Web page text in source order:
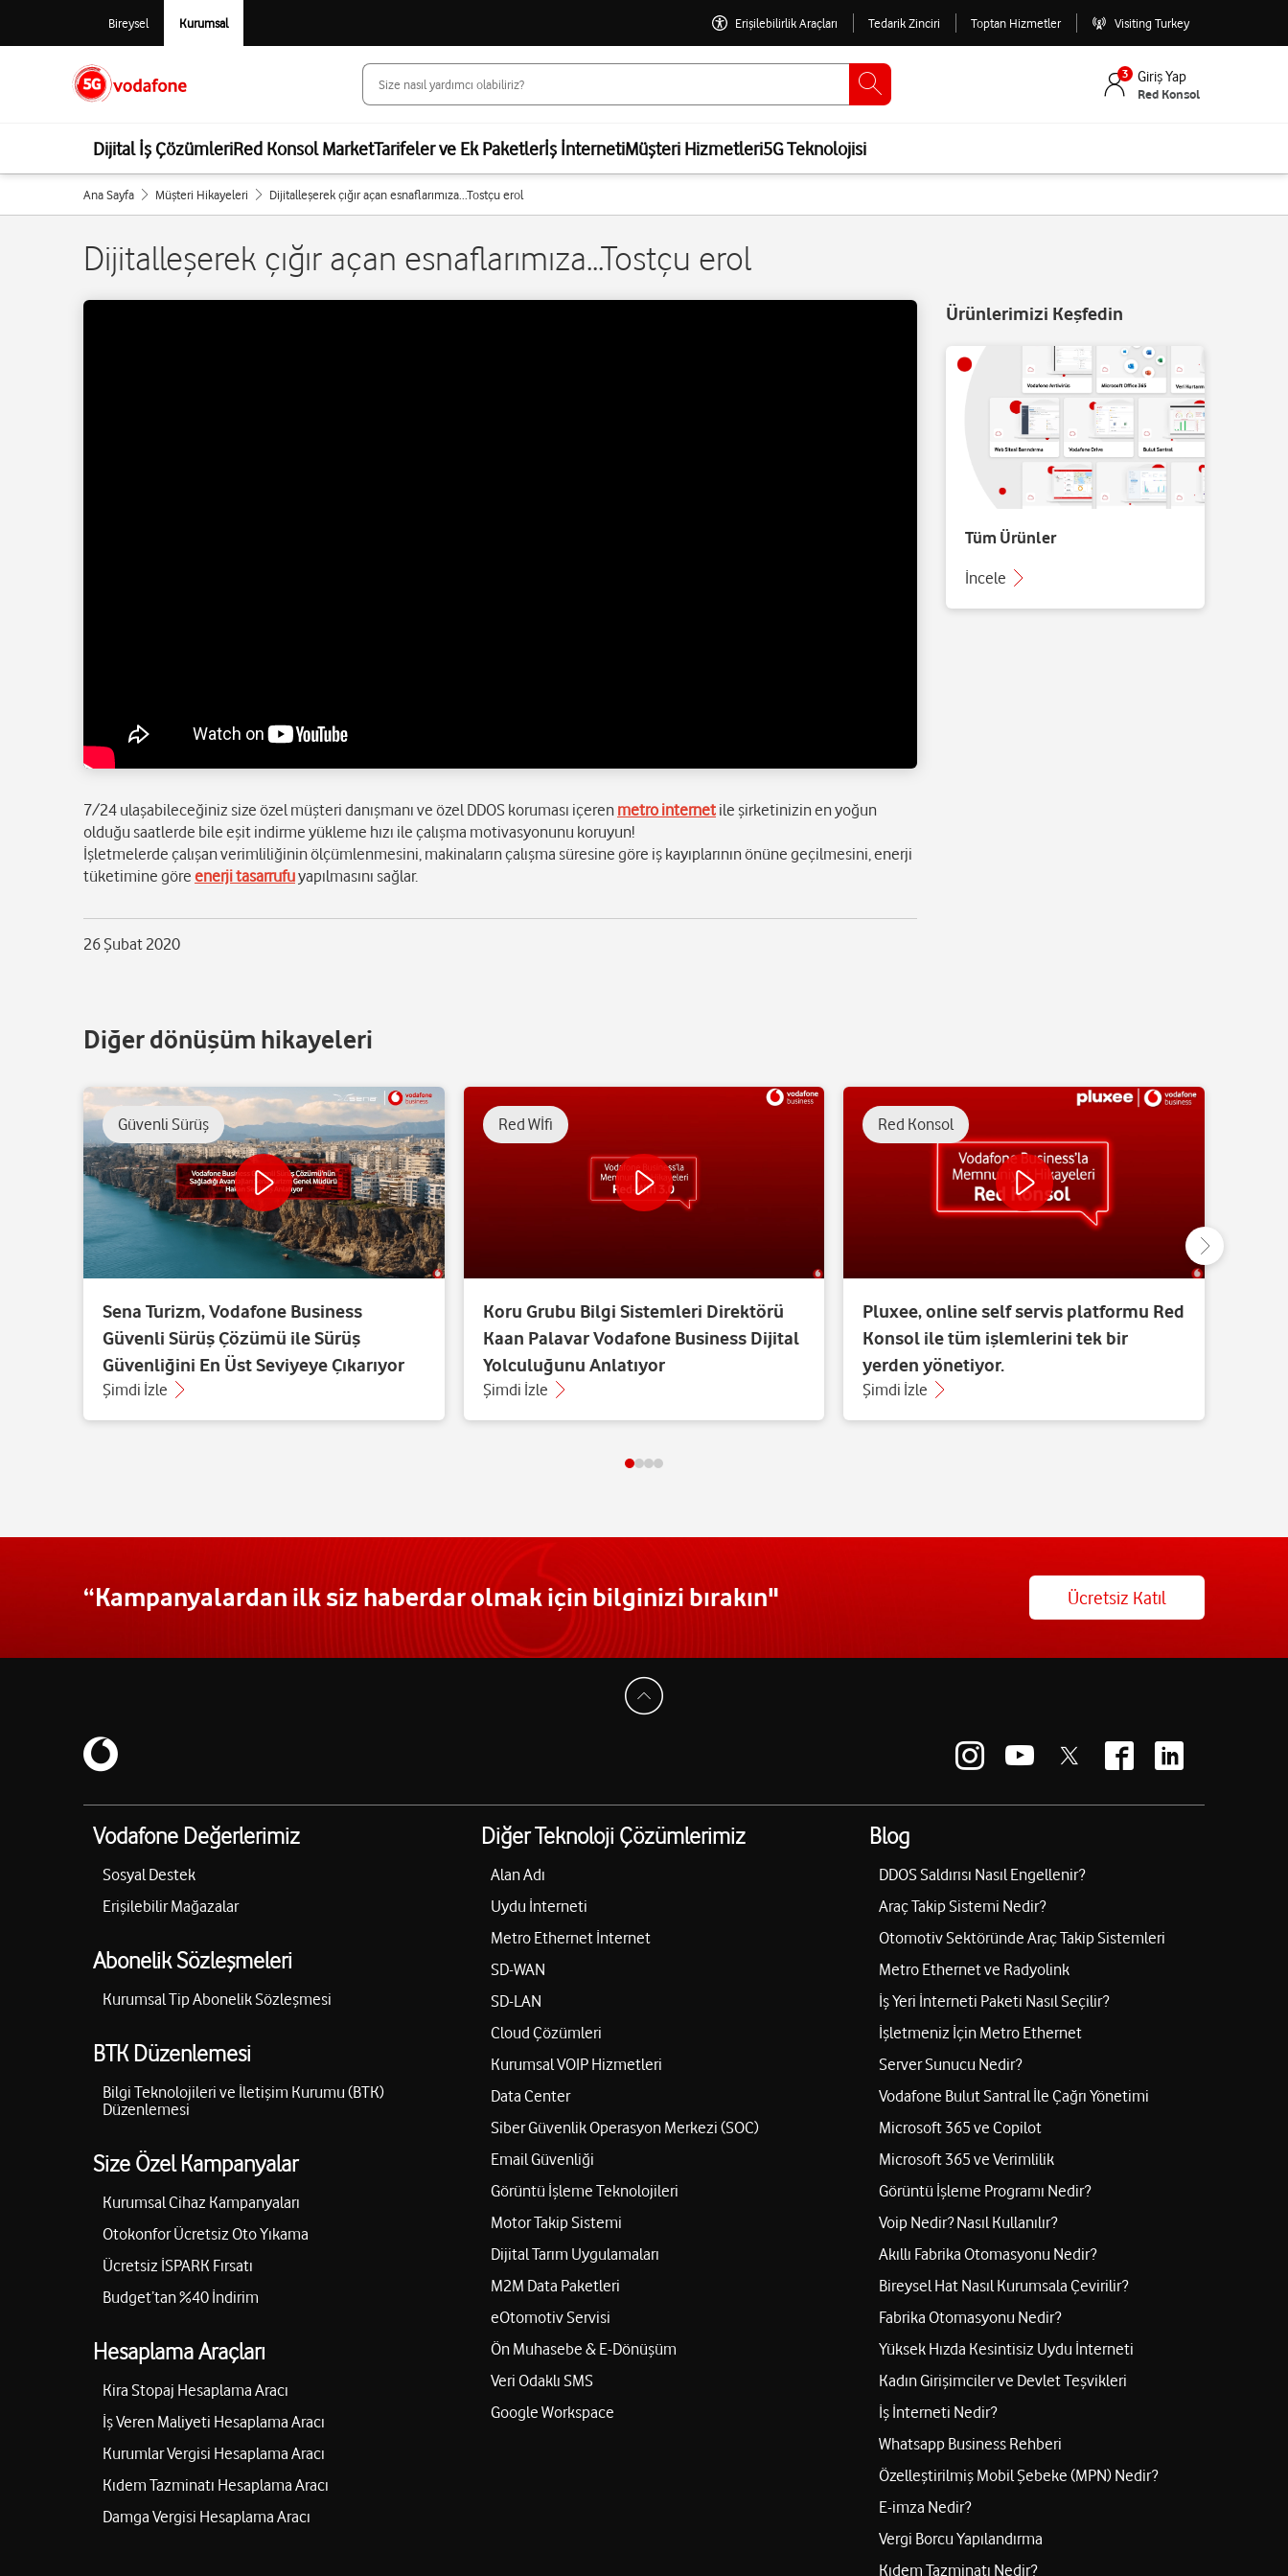
Bireysel Kurumsal Erişilebilirlik Araçları Tedarik Zinciri Toptan Hizmetler Visiting Turkey
3 Giriş Yap
Red Konsol
Dijital İş ÇözümleriRed Konsol MarketTarifeler ve Ek Paketlerİş İnternetiMüşteri Hizmetleri5G Teknolojisi
Ana Sayfa Müşteri Hikayeleri Dijitalleşerek çığır açan esnaflarımıza...Tostçu erol
Dijitalleşerek çığır açan esnaflarımıza...Tostçu erol
7/24 ulaşabileceğiniz size özel müşteri danışmanı ve özel DDOS koruması içeren metro internet ile şirketinizin en yoğun
olduğu saatlerde bile eşit indirme yükleme hızı ile çalışma motivasyonunu koruyun!
İşletmelerde çalışan verimliliğinin ölçümlenmesini, makinaların çalışma süresine göre iş kayıplarının önüne geçilmesini, enerji
tüketimine göre enerji tasarrufuyapılmasını sağlar.
26 Şubat 2020
Ürünlerimizi Keşfedin
Tüm Ürünler
İncele
Diğer dönüşüm hikayeleri
Güvenli Sürüş
Sena Turizm, Vodafone Business
Güvenli Sürüş Çözümü ile Sürüş
Güvenliğini En Üst Seviyeye Çıkarıyor
Şimdi İzle
Red Wİfi
Koru Grubu Bilgi Sistemleri Direktörü
Kaan Palavar Vodafone Business Dijital
Yolculuğunu Anlatıyor
Şimdi İzle
Red Konsol
Pluxee, online self servis platformu Red
Konsol ile tüm işlemlerini tek bir
yerden yönetiyor.
Şimdi İzle
“Kampanyalardan ilk siz haberdar olmak için bilginizi bırakın" Ücretsiz Katıl
Vodafone Değerlerimiz
Sosyal Destek
Erişilebilir Mağazalar
Abonelik Sözleşmeleri
Kurumsal Tip Abonelik Sözleşmesi
BTK Düzenlemesi
Bilgi Teknolojileri ve İletişim Kurumu (BTK)
Düzenlemesi
Size Özel Kampanyalar
Kurumsal Cihaz Kampanyaları
Otokonfor Ücretsiz Oto Yıkama
Ücretsiz İSPARK Fırsatı
Budget’tan %40 İndirim
Hesaplama Araçları
Kira Stopaj Hesaplama Aracı
İş Veren Maliyeti Hesaplama Aracı
Kurumlar Vergisi Hesaplama Aracı
Kıdem Tazminatı Hesaplama Aracı
Damga Vergisi Hesaplama Aracı
Diğer Teknoloji Çözümlerimiz
Alan Adı
Uydu İnterneti
Metro Ethernet İnternet
SD-WAN
SD-LAN
Cloud Çözümleri
Kurumsal VOIP Hizmetleri
Data Center
Siber Güvenlik Operasyon Merkezi (SOC)
Email Güvenliği
Görüntü İşleme Teknolojileri
Motor Takip Sistemi
Dijital Tarım Uygulamaları
M2M Data Paketleri
eOtomotiv Servisi
Ön Muhasebe & E-Dönüşüm
Veri Odaklı SMS
Google Workspace
Blog
DDOS Saldırısı Nasıl Engellenir?
Araç Takip Sistemi Nedir?
Otomotiv Sektöründe Araç Takip Sistemleri
Metro Ethernet ve Radyolink
İş Yeri İnterneti Paketi Nasıl Seçilir?
İşletmeniz İçin Metro Ethernet
Server Sunucu Nedir?
Vodafone Bulut Santral İle Çağrı Yönetimi
Microsoft 365 ve Copilot
Microsoft 365 ve Verimlilik
Görüntü İşleme Programı Nedir?
Voip Nedir? Nasıl Kullanılır?
Akıllı Fabrika Otomasyonu Nedir?
Bireysel Hat Nasıl Kurumsala Çevirilir?
Fabrika Otomasyonu Nedir?
Yüksek Hızda Kesintisiz Uydu İnterneti
Kadın Girişimciler ve Devlet Teşvikleri
İş İnterneti Nedir?
Whatsapp Business Rehberi
Özelleştirilmiş Mobil Şebeke (MPN) Nedir?
E-imza Nedir?
Vergi Borcu Yapılandırma
Kıdem Tazminatı Nedir?